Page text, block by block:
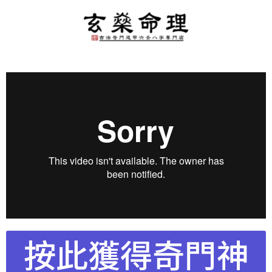
按此獲得奇門神